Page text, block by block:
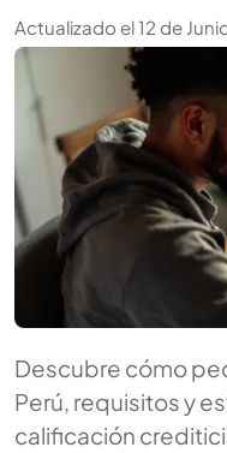
Actualizado el 12 de
Descubre cómo
Perú, requisitos y
calificación